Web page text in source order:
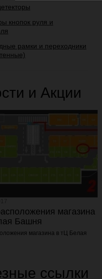
кнопок руля и
рамки и переходники
и Акции
магазина
Башня
магазина в тЦ Белая
ссылки